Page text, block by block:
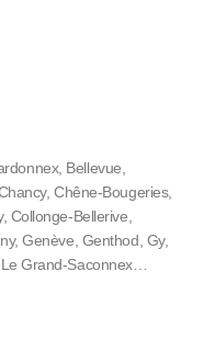
Bellevue,
Chêne-Bougeries,
Collonge-Bellerive,
Genève, Genthod, Gy,
Grand-Saconnex…